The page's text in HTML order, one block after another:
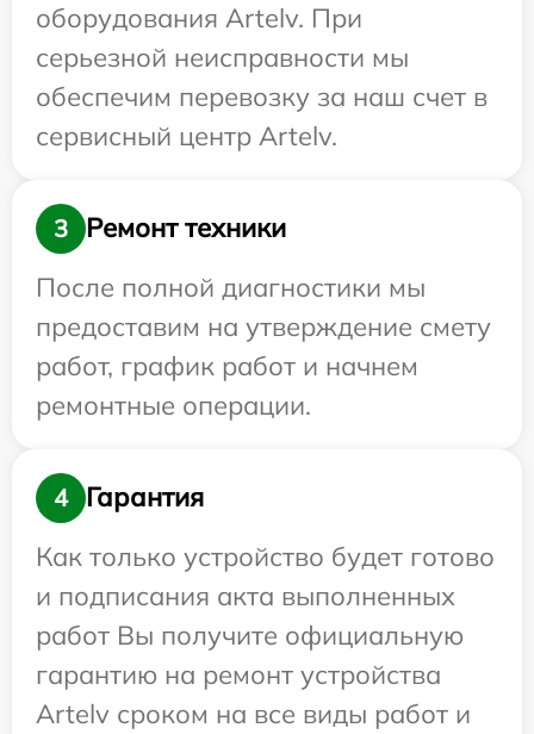
оборудования Artelv. При
серьезной неисправности мы
обеспечим перевозку за наш счет в
сервисный центр Artelv.
3
Ремонт техники
После полной диагностики мы
предоставим на утверждение смету
работ, график работ и начнем
ремонтные операции.
4
Гарантия
Как только устройство будет готово
и подписания акта выполненных
работ Вы получите официальную
гарантию на ремонт устройства
Artelv сроком на все виды работ и